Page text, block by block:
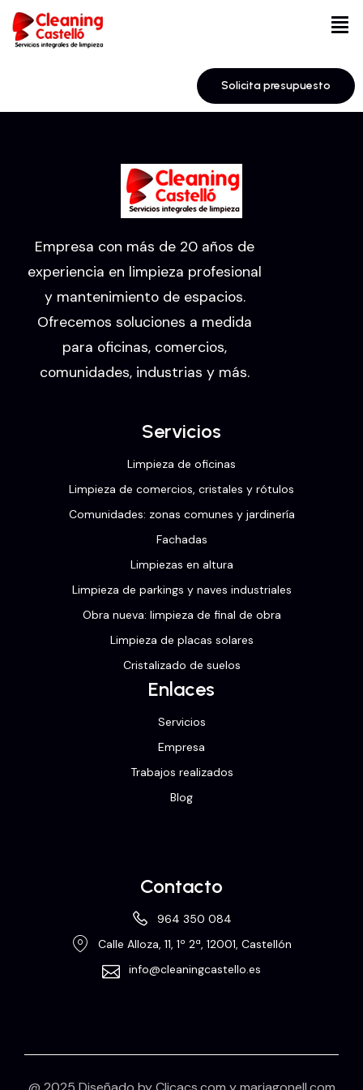
Solicita presupuesto
Empresa con más de 20 años de
experiencia en limpieza profesional
y mantenimiento de espacios.
Ofrecemos soluciones a medida
para oficinas, comercios,
comunidades, industrias y más.
Servicios
Limpieza de oficinas
Limpieza de comercios, cristales y rótulos
Comunidades: zonas comunes y jardinería
Fachadas
Limpiezas en altura
Limpieza de parkings y naves industriales
Obra nueva: limpieza de final de obra
Limpieza de placas solares
Cristalizado de suelos
Enlaces
Servicios
Empresa
Trabajos realizados
Blog
Contacto
964 350 084
Calle Alloza, 11, 1º 2ª, 12001, Castellón
info@cleaningcastello.es